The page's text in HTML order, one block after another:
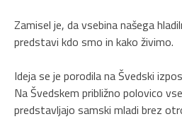
Zamisel je, da vsebina našega
predstavi kdo smo in kako živimo.
Ideja se je porodila na Švedski
Na Švedskem približno polovico
predstavljajo samski mladi brez